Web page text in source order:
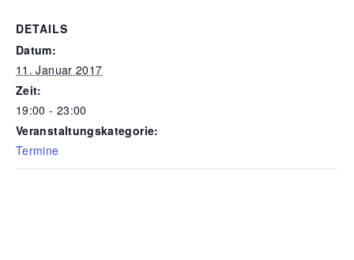
DETAILS
Datum:
11. Januar 2017
Zeit:
19:00 - 23:00
Veranstaltungskategorie:
Termine